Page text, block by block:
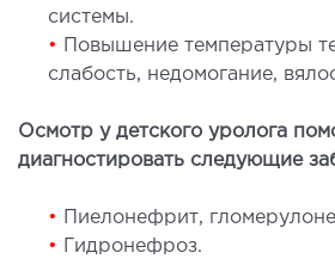
лечения
ХИРУРГИЯ
хирургия
системы.
•
Повышение температуры
слабость, недомогание,
Осмотр у детского уролога
диагностировать следующие
•
Пиелонефрит,
•
Гидронефроз.